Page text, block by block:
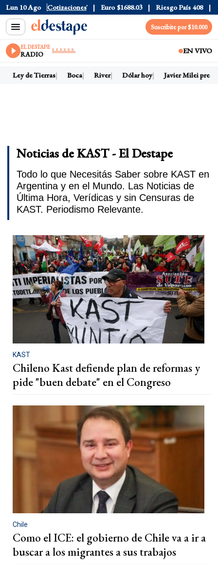
Lun 10 Ago Cotizaciones
Dólar CCL $1580.7 Euro $1688.03 Riesgo País 408
Suscribite por $10.000
EL DESTAPE
RADIO EN VIVO
Ley de Tierras Boca River Dólar hoy Javier Milei
Noticias de KAST - El Destape
Todo lo que Necesitás Saber sobre KAST en
Argentina y en el Mundo. Las Noticias de
Última Hora, Verídicas y sin Censuras de
KAST. Periodismo Relevante.
KAST
Chileno Kast defiende plan de reformas y
pide "buen debate" en el Congreso
Chile
Como el ICE: el gobierno de Chile va a ir a
buscar a los migrantes a sus trabajos